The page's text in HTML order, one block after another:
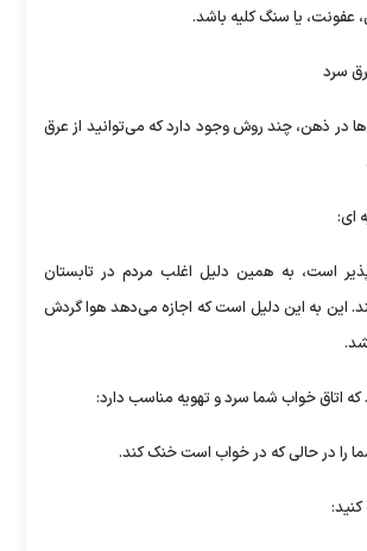
عفونت، یا سنگ کلیه باشد.
سرد
در ذهن، چند روش وجود دارد که می‌توانید از عرق
ای:
است، به همین دلیل اغلب مردم در تابستان
این به این دلیل است که اجازه می‌دهد هوا گردش
اتاق خواب شما سرد و تهویه مناسب دارد:
را در حالی که در خواب است خنک کند.